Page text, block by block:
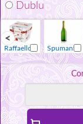
Dublu
Raffaello Spumant